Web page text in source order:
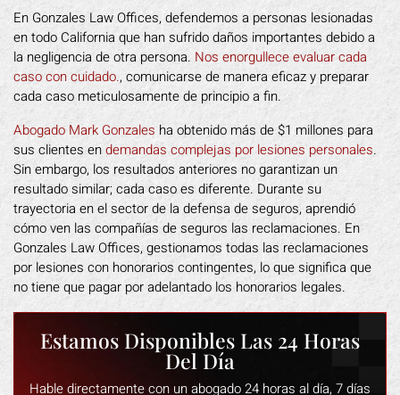
En Gonzales Law Offices, defendemos a personas lesionadas
en todo California que han sufrido daños importantes debido a
la negligencia de otra persona. Nos enorgullece evaluar cada
caso con cuidado., comunicarse de manera eficaz y preparar
cada caso meticulosamente de principio a fin.
Abogado Mark Gonzales ha obtenido más de $1 millones para
sus clientes endemandas complejas por lesiones personales.
Sin embargo, los resultados anteriores no garantizan un
resultado similar; cada caso es diferente. Durante su
trayectoria en el sector de la defensa de seguros, aprendió
cómo ven las compañías de seguros las reclamaciones. En
Gonzales Law Offices, gestionamos todas las reclamaciones
por lesiones con honorarios contingentes, lo que significa que
no tiene que pagar por adelantado los honorarios legales.
Estamos Disponibles Las 24 Horas
Del Día
Hable directamente con un abogado 24 horas al día, 7 días